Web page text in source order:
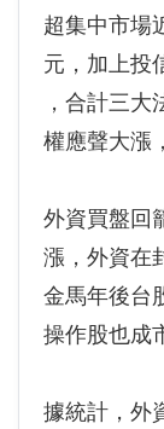
超集中市場
元，加上投
，合計三
權應聲大漲
外資買盤回
漲，外資在
金馬年後台
操作股也成
據統計，外